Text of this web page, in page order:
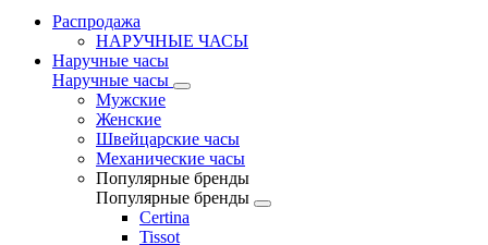
Распродажа
НАРУЧНЫЕ ЧАСЫ
Наручные часы
Наручные часы
Мужские
Женские
Швейцарские часы
Механические часы
Популярные бренды
Популярные бренды
Certina
Tissot